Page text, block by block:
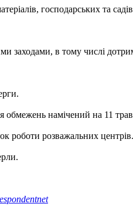
господарських та
заходами, в тому числі
намічений на 11
роботи розважальних центрів.